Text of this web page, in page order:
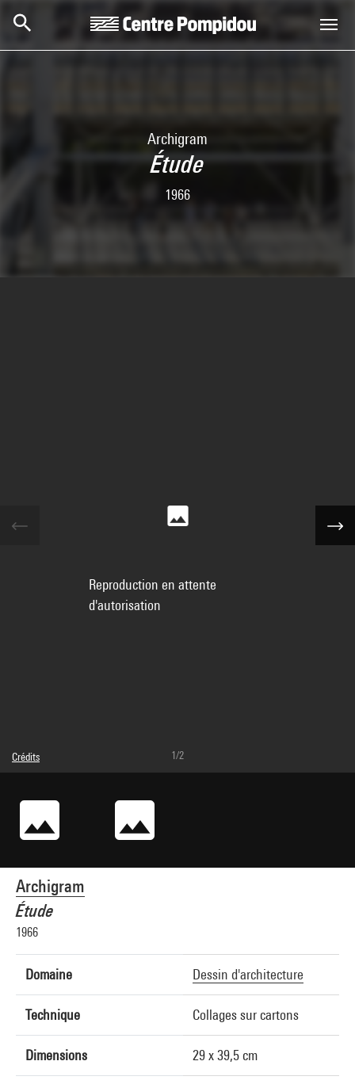
Archigram
Étude
1966
Archigram
Étude
1966
Domaine Dessin d'architecture
Technique Collages sur cartons
Dimensions 29 x 39,5 cm
Reproduction en attente
d'autorisation
Crédits
© Archigram
création industrielle/Dist. GrandPalaisRmn
Réf. image : 4R13178 [1992 CX 6260]
1/2